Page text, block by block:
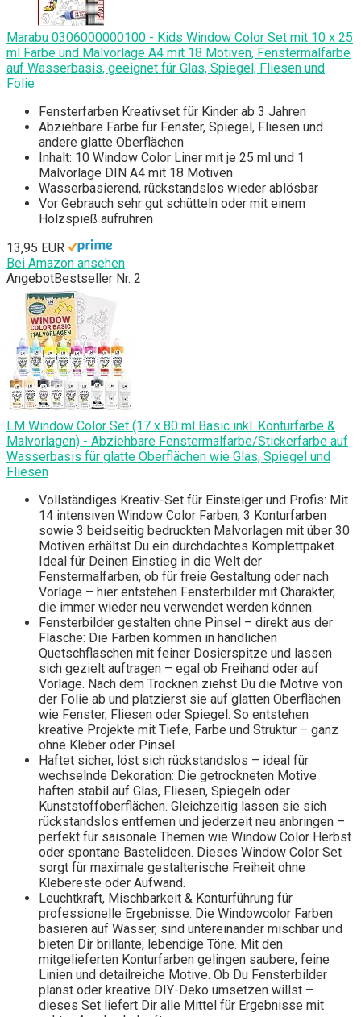
Marabu 0306000000100 - Kids Window Color Set mit 10 x 25
ml Farbe und Malvorlage A4 mit 18 Motiven, Fenstermalfarbe
auf Wasserbasis, geeignet für Glas, Spiegel, Fliesen und
Folie
Fensterfarben Kreativset für Kinder ab 3 Jahren
Abziehbare Farbe für Fenster, Spiegel, Fliesen und
andere glatte Oberflächen
Inhalt: 10 Window Color Liner mit je 25 ml und 1
Malvorlage DIN A4 mit 18 Motiven
Wasserbasierend, rückstandslos wieder ablösbar
Vor Gebrauch sehr gut schütteln oder mit einem
Holzspieß aufrühren
13,95 EUR
Bei Amazon ansehen
AngebotBestseller Nr. 2
LM Window Color Set (17 x 80 ml Basic inkl. Konturfarbe &
Malvorlagen) - Abziehbare Fenstermalfarbe/Stickerfarbe auf
Wasserbasis für glatte Oberflächen wie Glas, Spiegel und
Fliesen
Vollständiges Kreativ-Set für Einsteiger und Profis: Mit
14 intensiven Window Color Farben, 3 Konturfarben
sowie 3 beidseitig bedruckten Malvorlagen mit über 30
Motiven erhältst Du ein durchdachtes Komplettpaket.
Ideal für Deinen Einstieg in die Welt der
Fenstermalfarben, ob für freie Gestaltung oder nach
Vorlage – hier entstehen Fensterbilder mit Charakter,
die immer wieder neu verwendet werden können.
Fensterbilder gestalten ohne Pinsel – direkt aus der
Flasche: Die Farben kommen in handlichen
Quetschflaschen mit feiner Dosierspitze und lassen
sich gezielt auftragen – egal ob Freihand oder auf
Vorlage. Nach dem Trocknen ziehst Du die Motive von
der Folie ab und platzierst sie auf glatten Oberflächen
wie Fenster, Fliesen oder Spiegel. So entstehen
kreative Projekte mit Tiefe, Farbe und Struktur – ganz
ohne Kleber oder Pinsel.
Haftet sicher, löst sich rückstandslos – ideal für
wechselnde Dekoration: Die getrockneten Motive
haften stabil auf Glas, Fliesen, Spiegeln oder
Kunststoffoberflächen. Gleichzeitig lassen sie sich
rückstandslos entfernen und jederzeit neu anbringen –
perfekt für saisonale Themen wie Window Color Herbst
oder spontane Bastelideen. Dieses Window Color Set
sorgt für maximale gestalterische Freiheit ohne
Klebereste oder Aufwand.
Leuchtkraft, Mischbarkeit & Konturführung für
professionelle Ergebnisse: Die Windowcolor Farben
basieren auf Wasser, sind untereinander mischbar und
bieten Dir brillante, lebendige Töne. Mit den
mitgelieferten Konturfarben gelingen saubere, feine
Linien und detailreiche Motive. Ob Du Fensterbilder
planst oder kreative DIY-Deko umsetzen willst –
dieses Set liefert Dir alle Mittel für Ergebnisse mit